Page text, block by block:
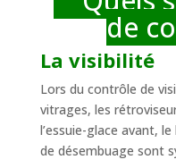
de
La visibilité
Lors du contrôle de
vitrages, les
l’essuie-glace avant,
de désembuage sont